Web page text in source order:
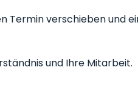
Termin verschieben und
und Ihre Mitarbeit.